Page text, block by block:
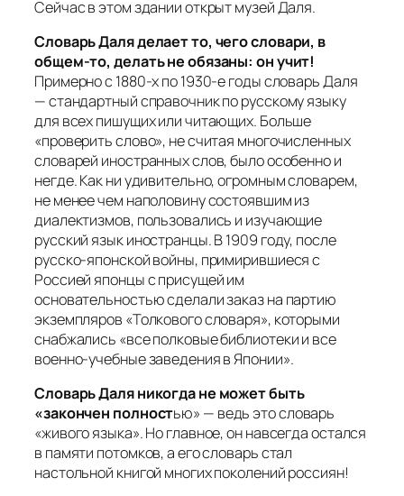
Сейчас в этом здании открыт музей Даля.
Словарь Даля делает то, чего словари, в
общем-то, делать не обязаны: он учит!
Примерно с 1880-х по 1930-е годы словарь Даля
— стандартный справочник по русскому языку
для всех пишущих или читающих. Больше
«проверить слово», не считая многочисленных
словарей иностранных слов, было особенно и
негде. Как ни удивительно, огромным словарем,
не менее чем наполовину состоявшим из
диалектизмов, пользовались и изучающие
русский язык иностранцы. В 1909 году, после
русско-японской войны, примирившиеся с
Россией японцы с присущей им
основательностью сделали заказ на партию
экземпляров «Толкового словаря», которыми
снабжались «все полковые библиотеки и все
военно-учебные заведения в Японии».
Словарь Даля никогда не может быть
«закончен полностью» — ведь это словарь
«живого языка». Но главное, он навсегда остался
в памяти потомков, а его словарь стал
настольной книгой многих поколений россиян!